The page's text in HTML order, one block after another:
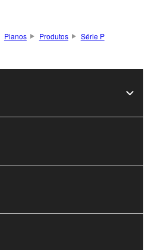
Pianos Produtos
Série P